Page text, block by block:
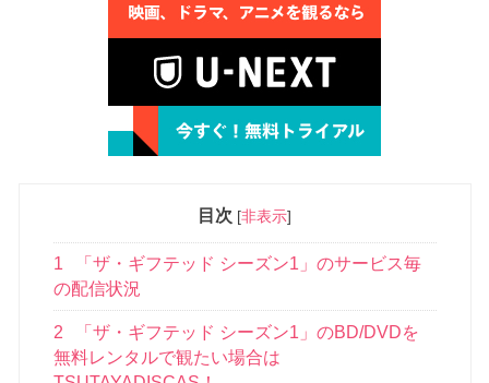
目次 [非表示]
1
「ザ・ギフテッド シーズン1」のサービス毎
の配信状況
2
「ザ・ギフテッド シーズン1」のBD/DVDを
無料レンタルで観たい場合は